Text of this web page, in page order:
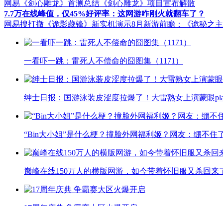
网易《剑心雕龙》首测总结 《剑心雕龙》项目宣布解散
7.7万在线峰值，仅45%好评率：这网游咋刚火就翻车了？
网易搜打撤《诡影藏锋》新实机演示8月新游前瞻：《诡秘之
一看吓一跳：雷死人不偿命的囧图集（1171）
绅士日报：国游泳装皮涩度拉爆了！大雷熟女上演蒙眼
“Bin大小姐”是什么梗？撞脸外网福利姬？网友：绷不住
巅峰在线150万人的横版网游，如今带着怀旧服又杀回来